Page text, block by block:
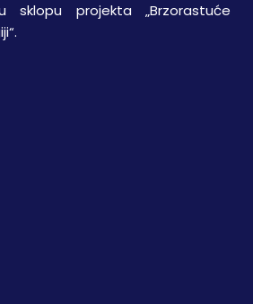
sklopu projekta „Brzorastuće